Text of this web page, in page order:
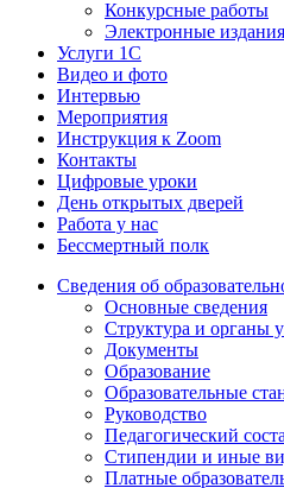
Конкурсные работы
Электронные издания
Услуги 1C
Видео и фото
Интервью
Мероприятия
Инструкция к Zoom
Контакты
Цифровые уроки
День открытых дверей
Работа у нас
Бессмертный полк
Сведения об
Основные сведения
Структура и органы
Документы
Образование
Образовательные
Руководство
Педагогический
Стипендии и иные
Платные